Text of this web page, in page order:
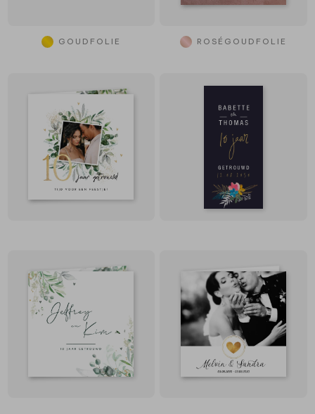
GOUDFOLIE ROSÉGOUDFOLIE